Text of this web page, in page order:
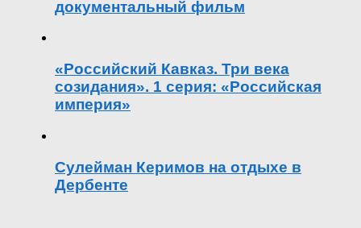
документальный фильм
«Российский Кавказ. Три века
созидания». 1 серия: «Российская
империя»
Сулейман Керимов на отдыхе в
Дербенте